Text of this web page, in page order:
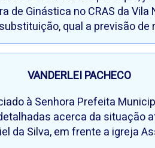
de Ginástica no CRAS da
qual a previsão de
VANDERLEI PACHECO
à Senhora Prefeita
acerca da situação
da Silva, em frente a igreja